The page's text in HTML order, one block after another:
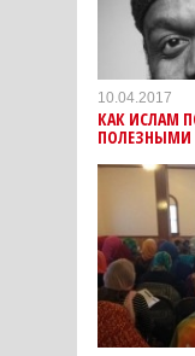
10.04.2017
КАК ИСЛАМ
ПОЛЕЗНЫМИ